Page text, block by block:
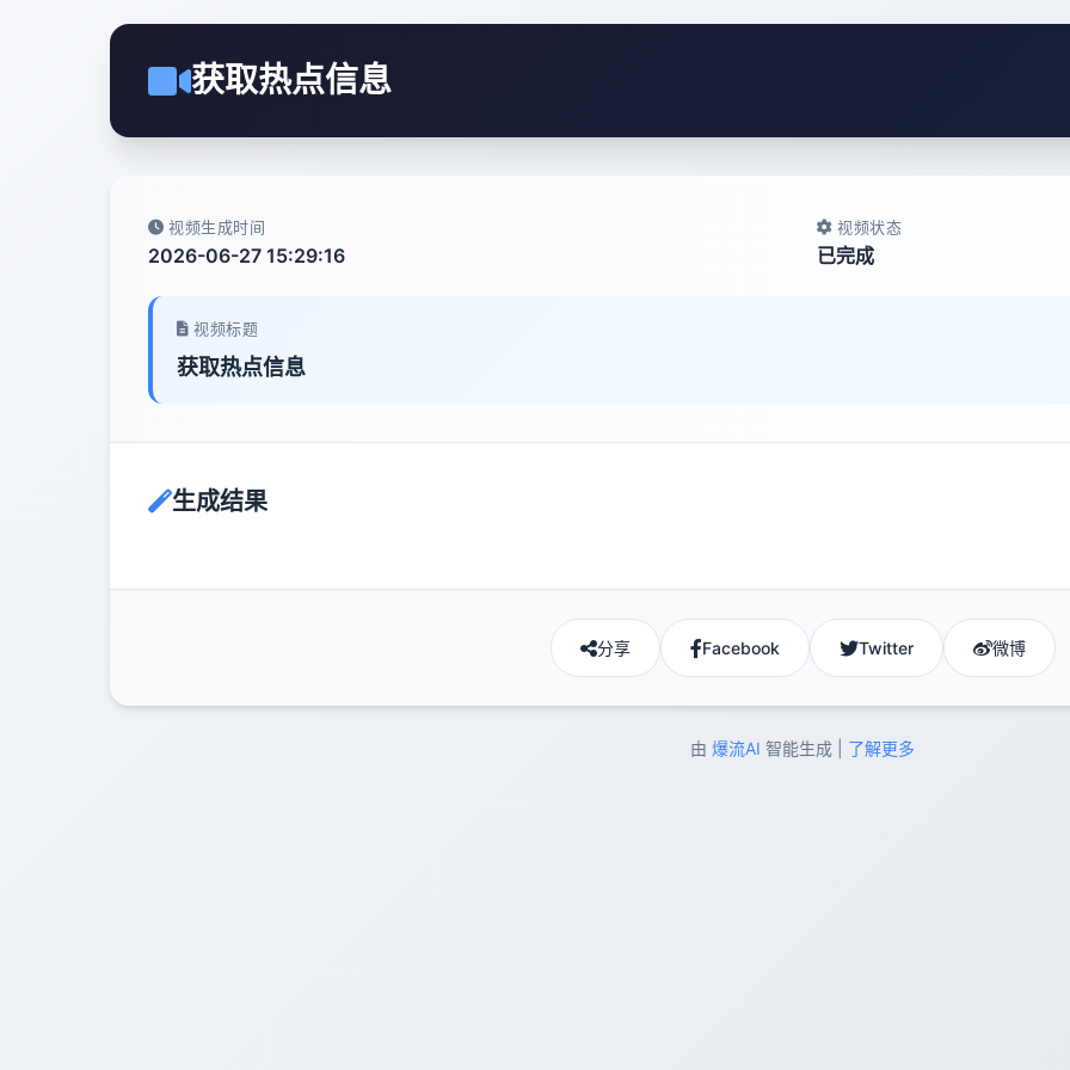
获取热点信息
视频生成时间
2026-06-27 15:29:16
视频状态
已完成
视频标题
获取热点信息
生成结果
分享 Facebook Twitter 微博
由 爆流AI 智能生成 | 了解更多